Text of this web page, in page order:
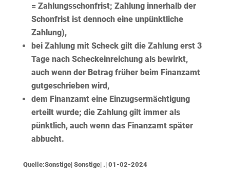
= Zahlungsschonfrist; Zahlung innerhalb der
Schonfrist ist dennoch eine unpünktliche
Zahlung),
bei Zahlung mit Scheck gilt die Zahlung erst 3
Tage nach Scheckeinreichung als bewirkt,
auch wenn der Betrag früher beim Finanzamt
gutgeschrieben wird,
dem Finanzamt eine Einzugsermächtigung
erteilt wurde; die Zahlung gilt immer als
pünktlich, auch wenn das Finanzamt später
abbucht.
Quelle:Sonstige| Sonstige| .| 01-02-2024